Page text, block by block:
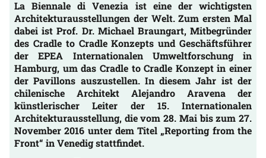
La Biennale di Venezia ist eine der wichtigsten
Architekturausstellungen der Welt. Zum ersten Mal
dabei ist Prof. Dr. Michael Braungart, Mitbegründer
des Cradle to Cradle Konzepts und Geschäftsführer
der EPEA Internationalen Umweltforschung in
Hamburg, um das Cradle to Cradle Konzept in einer
der Pavillons auszustellen. In diesem Jahr ist der
chilenische Architekt Alejandro Aravena der
künstlerischer Leiter der 15. Internationalen
Architekturausstellung, die vom 28. Mai bis zum 27.
November 2016 unter dem Titel „Reporting from the
Front“ in Venedig stattfindet.